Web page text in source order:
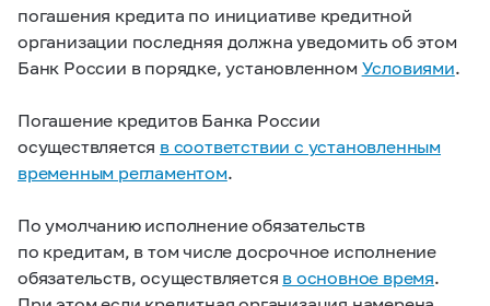
погашения кредита по инициативе кредитной
организации последняя должна уведомить об этом
Банк России в порядке, установленном Условиями.
Погашение кредитов Банка России
осуществляется в соответствии с установленным
временным регламентом.
По умолчанию исполнение обязательств
по кредитам, в том числе досрочное исполнение
обязательств, осуществляется в основное время.